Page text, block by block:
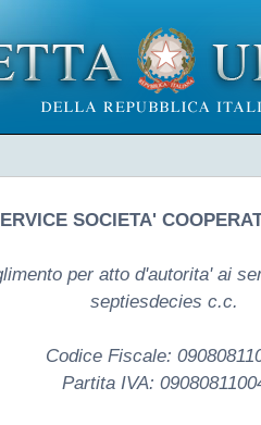
SOCIETA'
per atto d'autorita' ai
septiesdecies c.c.
Codice Fiscale:
Partita IVA: